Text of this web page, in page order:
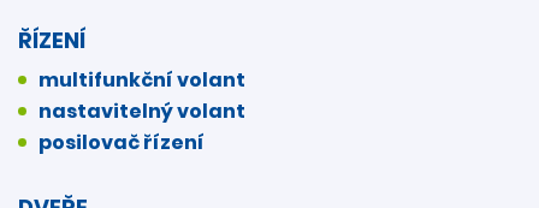
ŘÍZENÍ
multifunkční volant
nastavitelný volant
posilovač řízení